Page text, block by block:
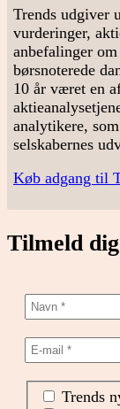
Trends udgiver
vurderinger,
anbefalinger
børsnoterede
10 år været en
analytikere,
selskabernes
Køb adgang til
Tilmeld
Trends